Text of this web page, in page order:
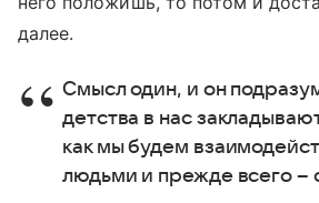
далее.
Смысл один, и он
детства в нас
как мы будем
людьми и прежде всего –